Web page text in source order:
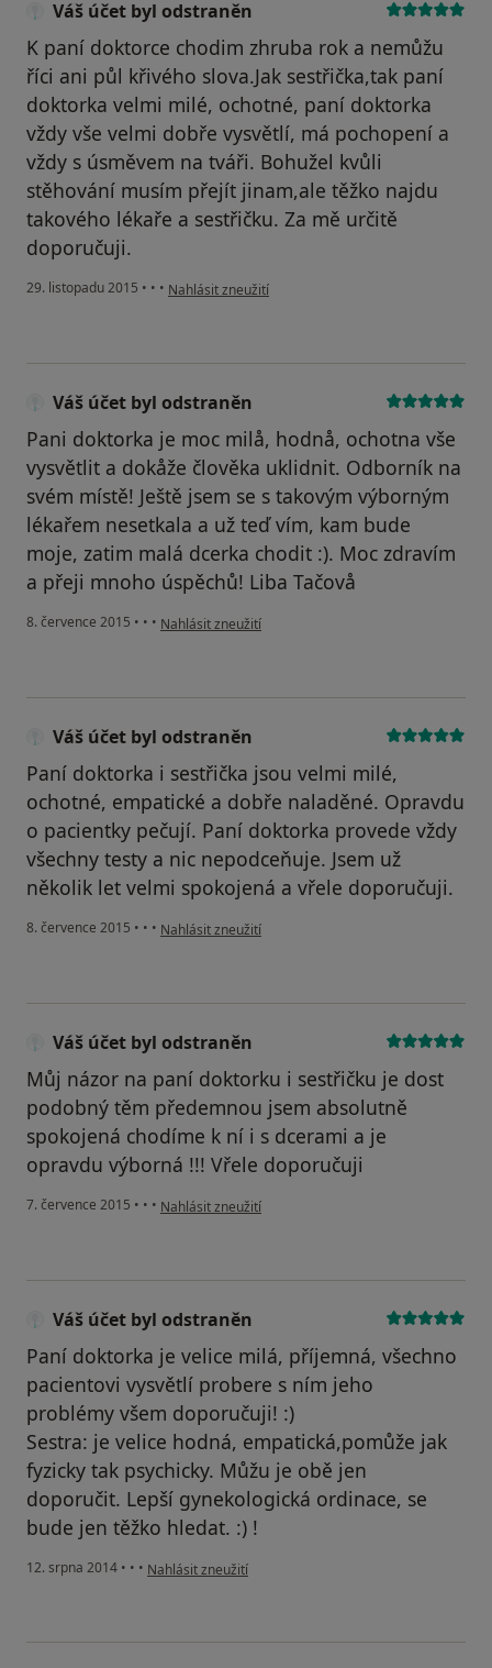
Váš účet byl odstraněn
K paní doktorce chodim zhruba rok a nemůžu
říci ani půl křivého slova.Jak sestřička,tak paní
doktorka velmi milé, ochotné, paní doktorka
vždy vše velmi dobře vysvětlí, má pochopení a
vždy s úsměvem na tváři. Bohužel kvůli
stěhování musím přejít jinam,ale těžko najdu
takového lékaře a sestřičku. Za mě určitě
doporučuji.
29. listopadu 2015 • • • podle názoru uživatele Váš účet byl odstraněn
Nahlásit zneužití
Váš účet byl odstraněn
Pani doktorka je moc milå, hodnå, ochotna vše
vysvětlit a dokåže člověka uklidnit. Odborník na
svém místě! Ještě jsem se s takovým výborným
lékařem nesetkala a už teď vím, kam bude
moje, zatim malá dcerka chodit :). Moc zdravím
a přeji mnoho úspěchů! Liba Tačovå
8. července 2015 • • • podle názoru uživatele Váš účet byl odstraněn
Nahlásit zneužití
Váš účet byl odstraněn
Paní doktorka i sestřička jsou velmi milé,
ochotné, empatické a dobře naladěné. Opravdu
o pacientky pečují. Paní doktorka provede vždy
všechny testy a nic nepodceňuje. Jsem už
několik let velmi spokojená a vřele doporučuji.
8. července 2015 • • • podle názoru uživatele Váš účet byl odstraněn
Nahlásit zneužití
Váš účet byl odstraněn
Můj názor na paní doktorku i sestřičku je dost
podobný těm předemnou jsem absolutně
spokojená chodíme k ní i s dcerami a je
opravdu výborná !!! Vřele doporučuji
7. července 2015 • • • podle názoru uživatele Váš účet byl odstraněn
Nahlásit zneužití
Váš účet byl odstraněn
Paní doktorka je velice milá, příjemná, všechno
pacientovi vysvětlí probere s ním jeho
problémy všem doporučuji! :)
Sestra: je velice hodná, empatická,pomůže jak
fyzicky tak psychicky. Můžu je obě jen
doporučit. Lepší gynekologická ordinace, se
bude jen těžko hledat. :) !
12. srpna 2014 • • • podle názoru uživatele Váš účet byl odstraněn
Nahlásit zneužití